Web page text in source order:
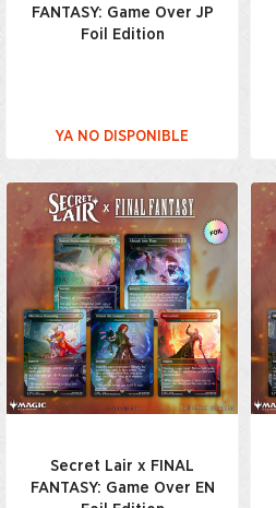
FANTASY: Game Over JP
Foil Edition
YA NO DISPONIBLE
Secret Lair x FINAL
FANTASY: Game Over EN